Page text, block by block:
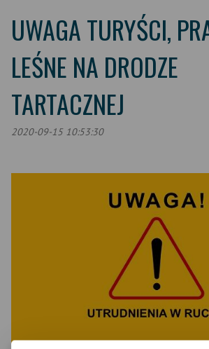
UWAGA TURYŚCI,
LEŚNE NA DRODZE
TARTACZNEJ
2020-09-15 10:53:30